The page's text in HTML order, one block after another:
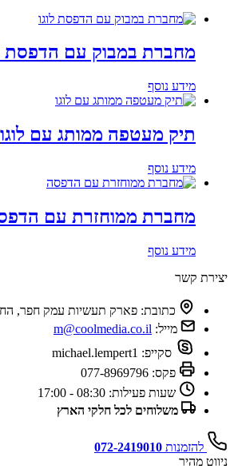
מחברת במבוק עם הדפסת
מידע נוסף
תיק מעטפה ממותג עם לוגו
מידע נוסף
מחברת ממוחזרת עם
מידע נוסף
יצירת קשר
כתובת: פארק תעשיות עמק חפר,
מייל: m@coolmedia.co.il
סקייפ: michael.lempert1
פקס: 077-8969796
שעות פעילות: 08:30 - 17:00
משלוחים לכל חלקי הארץ
להזמנות 072-2419010
ניווט מהיר